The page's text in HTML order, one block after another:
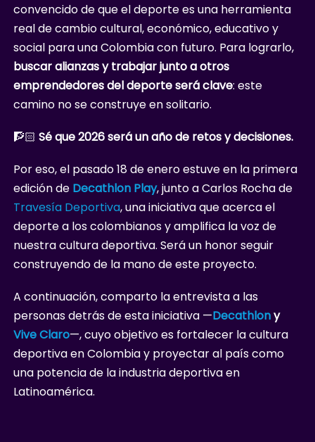
convencido de que el deporte es una herramienta
real de cambio cultural, económico, educativo y
social para una Colombia con futuro. Para lograrlo,
buscar alianzas y trabajar junto a otros
emprendedores del deporte será clave: este
camino no se construye en solitario.
🧗🏻Sé que 2026 será un año de retos y decisiones.
Por eso, el pasado 18 de enero estuve en la primera
edición de Decathlon Play, junto a Carlos Rocha de
Travesía Deportiva, una iniciativa que acerca el
deporte a los colombianos y amplifica la voz de
nuestra cultura deportiva. Será un honor seguir
construyendo de la mano de este proyecto.
A continuación, comparto la entrevista a las
personas detrás de esta iniciativa —Decathlony
Vive Claro—, cuyo objetivo es fortalecer la cultura
deportiva en Colombia y proyectar al país como
una potencia de la industria deportiva en
Latinoamérica.